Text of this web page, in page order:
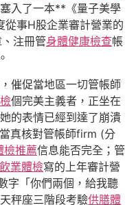
入了一本**《量子美學
從事H股企業審計營業的
注冊管身體健康檢查帳
催促當地區一切管帳師
個完美主義者，正坐在
的表情已經到達了崩潰
真核對管帳師firm (分
檢推薦信息能否完全；管
業體檢寫的上年審計營
字「你們兩個，給我聽
秤座三階段考驗供膳體